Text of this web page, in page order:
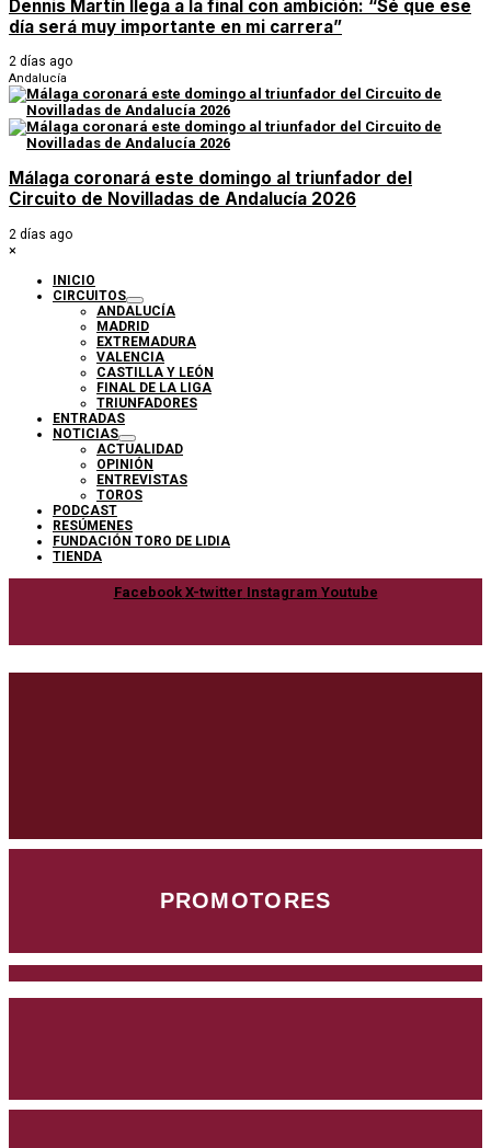
Dennis Martín llega a la final con ambición: “Sé que ese
día será muy importante en mi carrera”
2 días ago
Andalucía
Málaga coronará este domingo al triunfador del
Circuito de Novilladas de Andalucía 2026
2 días ago
×
INICIO
CIRCUITOS
ANDALUCÍA
MADRID
EXTREMADURA
VALENCIA
CASTILLA Y LEÓN
FINAL DE LA LIGA
TRIUNFADORES
ENTRADAS
NOTICIAS
ACTUALIDAD
OPINIÓN
ENTREVISTAS
TOROS
PODCAST
RESÚMENES
FUNDACIÓN TORO DE LIDIA
TIENDA
Facebook X-twitter Instagram Youtube
PROMOTORES